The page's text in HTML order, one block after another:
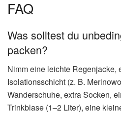
FAQ
Was solltest du
packen?
Nimm eine leichte Regenjacke,
Isolationsschicht (z. B.
Wanderschuhe, extra Socken,
Trinkblase (1–2 Liter), eine